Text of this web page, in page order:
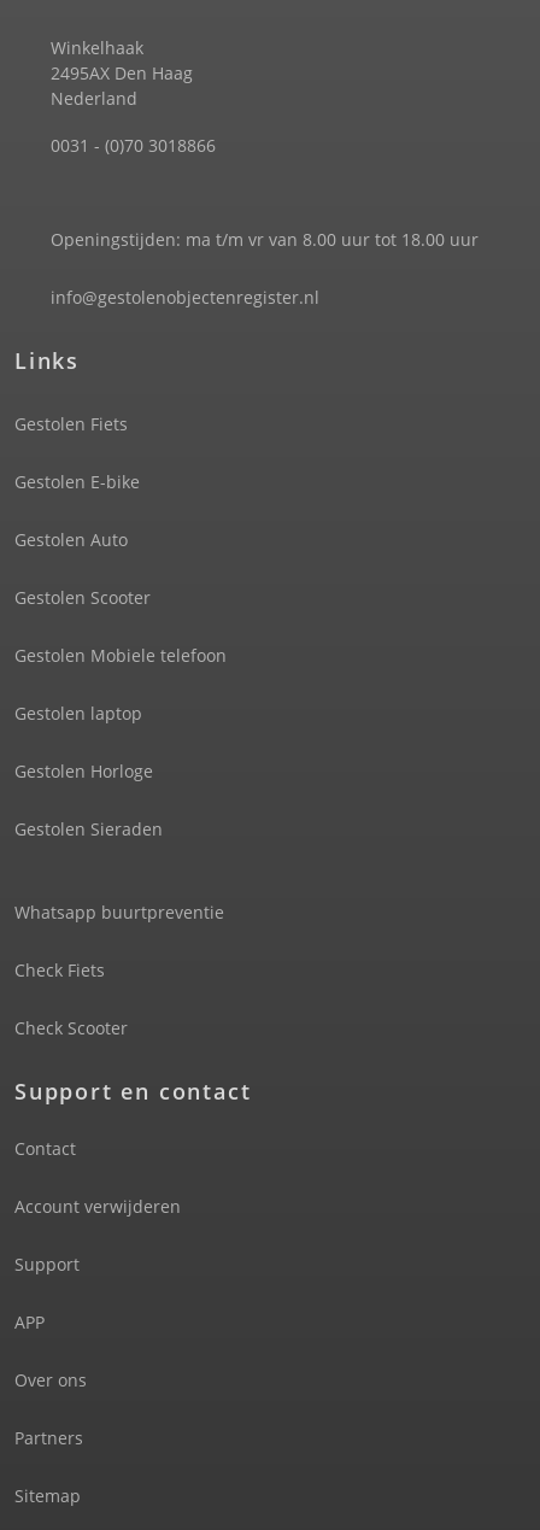
Winkelhaak
2495AX Den Haag
Nederland
0031 - (0)70 3018866
Openingstijden: ma t/m vr van 8.00 uur tot 18.00 uur
info@gestolenobjectenregister.nl
Links
Gestolen Fiets
Gestolen E-bike
Gestolen Auto
Gestolen Scooter
Gestolen Mobiele telefoon
Gestolen laptop
Gestolen Horloge
Gestolen Sieraden
Whatsapp buurtpreventie
Check Fiets
Check Scooter
Support en contact
Contact
Account verwijderen
Support
APP
Over ons
Partners
Sitemap